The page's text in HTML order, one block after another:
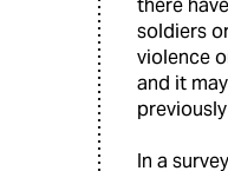
there
soldiers
violence
and it
In a